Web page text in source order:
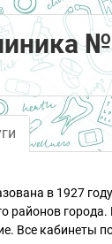
в 1927
районов
Все кабинеты